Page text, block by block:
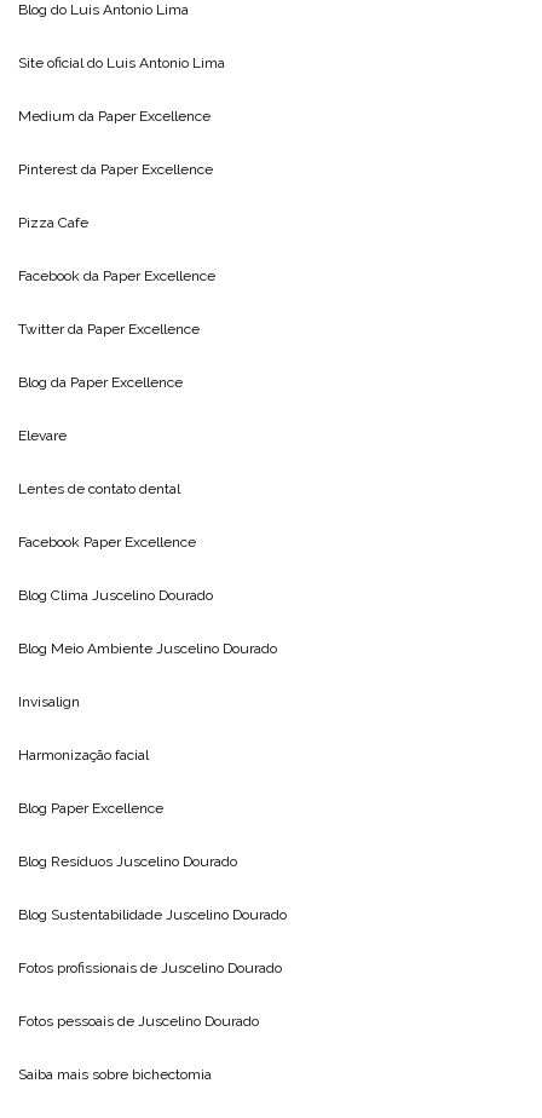
Blog do Luis Antonio Lima
Site oficial do Luis Antonio Lima
Medium da Paper Excellence
Pinterest da Paper Excellence
Pizza Cafe
Facebook da Paper Excellence
Twitter da Paper Excellence
Blog da Paper Excellence
Elevare
Lentes de contato dental
Facebook Paper Excellence
Blog Clima Juscelino Dourado
Blog Meio Ambiente Juscelino Dourado
Invisalign
Harmonização facial
Blog Paper Excellence
Blog Resíduos Juscelino Dourado
Blog Sustentabilidade Juscelino Dourado
Fotos profissionais de Juscelino Dourado
Fotos pessoais de Juscelino Dourado
Saiba mais sobre bichectomia